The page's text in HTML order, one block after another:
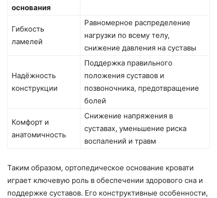
основания
Гибкость
ламелей
Равномерное распределение
нагрузки по всему телу,
снижение давления на суставы
Надёжность
конструкции
Поддержка правильного
положения суставов и
позвоночника, предотвращение
болей
Комфорт и
анатомичность
Снижение напряжения в
суставах, уменьшение риска
воспалений и травм
Таким образом, ортопедическое основание кровати
играет ключевую роль в обеспечении здорового сна и
поддержке суставов. Его конструктивные особенности,